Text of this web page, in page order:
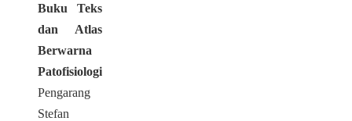
Buku Teks
dan Atlas
Berwarna
Patofisiologi
Pengarang
Stefan